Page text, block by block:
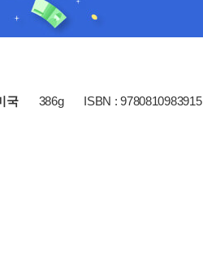
국 386g
ISBN : 9780810983915